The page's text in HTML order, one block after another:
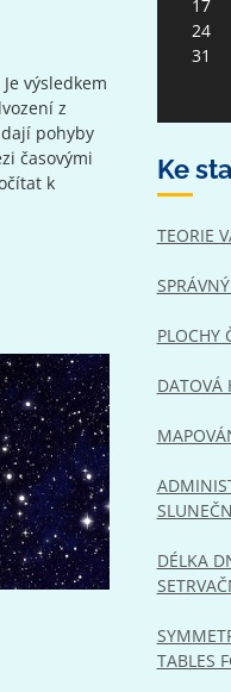
výsledkem
z
pohyby
časovými
k
17
24
31
Ke
TEORIE
PLOCHY
DATOVÁ
DÉLKA
TABLES